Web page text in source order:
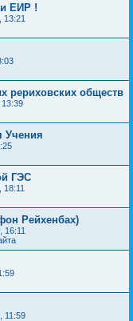
ЕИР !
13:21
рериховских обществ
13:39
Учения
ГЭС
18:11
Рейхенбах)
16:11
11:59